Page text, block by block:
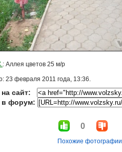
: Аллея цветов 25 м/р
23 февраля 2011 года, 13:36.
сайт:
в форум:
0
Похожие фотографии